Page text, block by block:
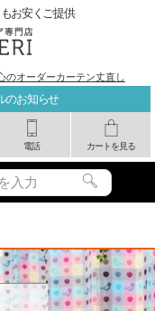
のお知らせ
電話 カートを見る
お安くご提供
のオーダーカーテン丈直し